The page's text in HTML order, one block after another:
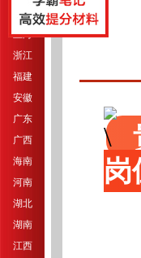
江苏
上海
浙江
福建
安徽
广东
广西
海南
河南
湖北
湖南
江西
岗